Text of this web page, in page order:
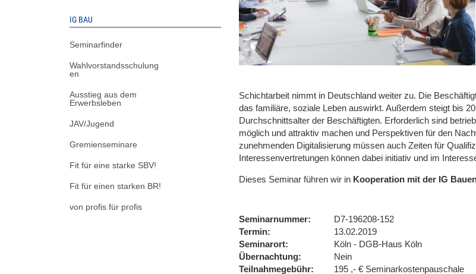
IG BAU
Seminarfinder
Wahlvorstandsschulung
en
Ausstieg aus dem
Erwerbsleben
JAV/Jugend
Gremienseminare
Fit für eine starke SBV!
Fit für einen starken BR!
von profis für profis
Schichtarbeit nimmt in Deutschland weiter zu. Die
das familiäre, soziale Leben auswirkt. Außerdem steigt bis
Durchschnittsalter der Beschäftigten. Erforderlich sind
möglich und attraktiv machen und Perspektiven für den
zunehmenden Digitalisierung müssen auch Zeiten für
Interessenvertretungen können dabei initiativ und im
Dieses Seminar führen wir in Kooperation mit der IG
Seminarnummer
D7-196208-152
Termin
13.02.2019
Seminarort
Köln - DGB-Haus Köln
Übernachtung
Nein
Teilnahmegebühr
195 ,- € Seminarkostenpauschale